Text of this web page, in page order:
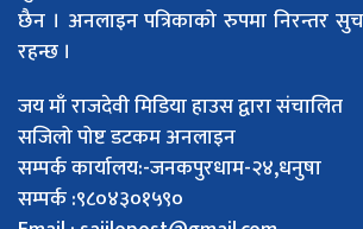
छैन । अनलाइन पत्रिकाको रुपमा निरन्तर
रहन्छ ।
जय माँ राजदेवी मिडिया हाउस द्वारा संचालित
सजिलो पोष्ट डटकम अनलाइन
सम्पर्क कार्यालय:-जनकपुरधाम-२४,धनुषा
सम्पर्क :९८०४३०१५९०